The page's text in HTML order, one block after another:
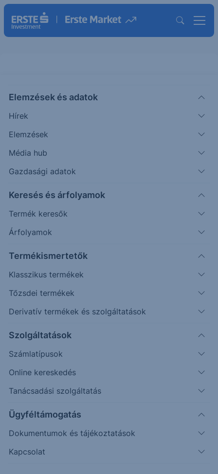
Elemzések és adatok
Hírek
Elemzések
Média hub
Gazdasági adatok
Keresés és árfolyamok
Termék keresők
Árfolyamok
Termékismertetők
Klasszikus termékek
Tőzsdei termékek
Derivatív termékek és szolgáltatások
Szolgáltatások
Számlatípusok
Online kereskedés
Tanácsadási szolgáltatás
Ügyféltámogatás
Dokumentumok és tájékoztatások
Kapcsolat
KERMANNIT(BÉT)
KERMANN IT
5.8000
Időpont: 26.08.07. 17:06
Előző záró:
5.8000
Árfolyamértesítő rögzítése
További információk kérése
5.0000
5.6000